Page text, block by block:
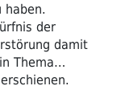
haben.
der
damit
Thema…
erschienen.